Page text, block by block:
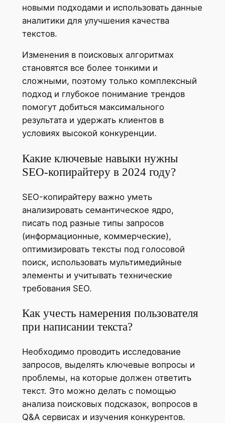
новыми подходами и использовать данные
аналитики для улучшения качества
текстов.
Изменения в поисковых алгоритмах
становятся все более тонкими и
сложными, поэтому только комплексный
подход и глубокое понимание трендов
помогут добиться максимального
результата и удержать клиентов в
условиях высокой конкуренции.
Какие ключевые навыки нужны
SEO-копирайтеру в 2024 году?
SEO-копирайтеру важно уметь
анализировать семантическое ядро,
писать под разные типы запросов
(информационные, коммерческие),
оптимизировать тексты под голосовой
поиск, использовать мультимедийные
элементы и учитывать технические
требования SEO.
Как учесть намерения пользователя
при написании текста?
Необходимо проводить исследование
запросов, выделять ключевые вопросы и
проблемы, на которые должен ответить
текст. Это можно делать с помощью
анализа поисковых подсказок, вопросов в
Q&A сервисах и изучения конкурентов.